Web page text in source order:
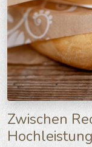
Zwischen